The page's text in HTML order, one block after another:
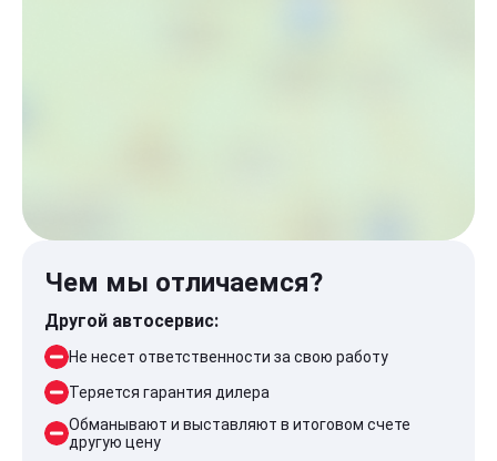
Чем мы отличаемся?
Другой автосервис:
Не несет ответственности за свою работу
Теряется гарантия дилера
Обманывают и выставляют в итоговом счете
другую цену